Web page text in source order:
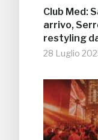
Club Med:
arrivo,
restyling
28 Luglio